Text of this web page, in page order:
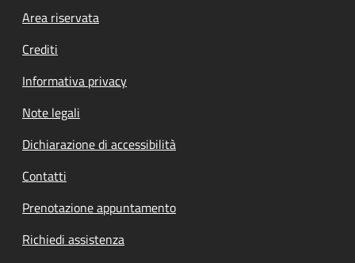
Footer menu
Area riservata
Crediti
Informativa privacy
Note legali
Dichiarazione di accessibilità
Contatti
Prenotazione appuntamento
Richiedi assistenza